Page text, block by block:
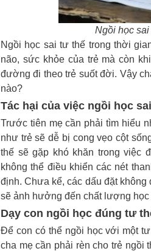
Ngồi học
Ngồi học sai tư thế trong thời
não, sức khỏe của trẻ mà còn
đường đi theo trẻ suốt đời. Vậy
nào?
Tác hại của việc ngồi học
Trước tiên mẹ cần phải tìm hiểu
như trẻ sẽ dễ bị cong vẹo cột
thế sẽ gặp khó khăn trong việc
không thể điều khiển các nét
định. Chưa kể, các dấu đặt
sẽ ảnh hưởng đến chất lượng học
Dạy con ngồi học đúng tư
Để con có thể ngồi học với một
cha mẹ cần phải rèn cho trẻ